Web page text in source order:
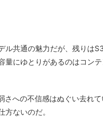
ル共通の魅力だが、残りは
にゆとりがあるのはコン
への不信感はぬぐい去れ
ないのだ。